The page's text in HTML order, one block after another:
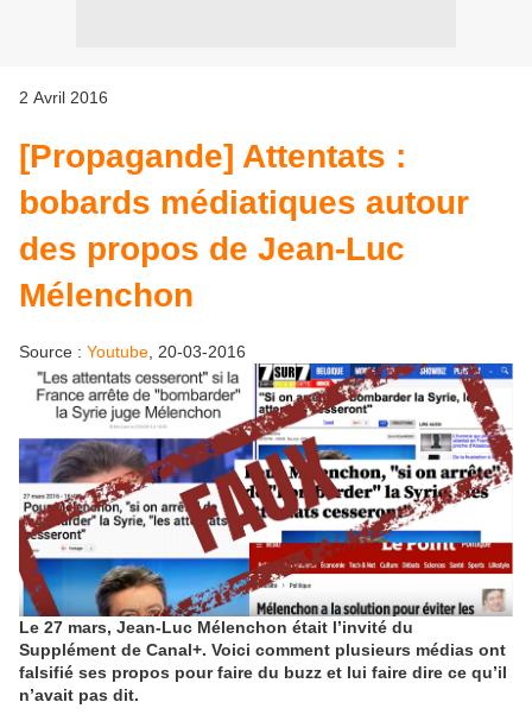
2 Avril 2016
[Propagande] Attentats :
bobards médiatiques autour
des propos de Jean-Luc
Mélenchon​
Source : Youtube , 20-03-2016
Le 27 mars, Jean-Luc Mélenchon était l’invité du
Supplément de Canal+. Voici comment plusieurs médias ont
falsifié ses propos pour faire du buzz et lui faire dire ce qu’il
n’avait pas dit.